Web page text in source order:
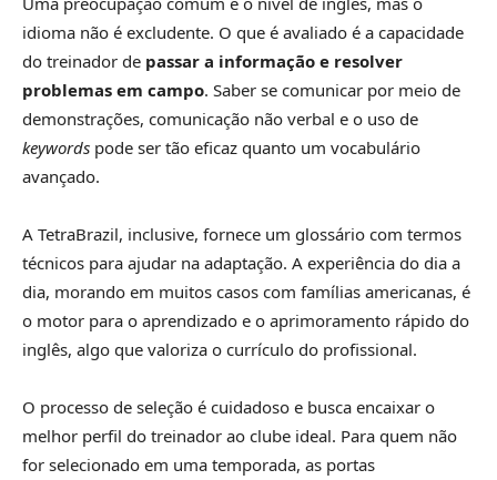
idioma não é excludente. O que é avaliado é a capacidade
do treinador de passar a informação e resolver
problemas em campo. Saber se comunicar por meio de
demonstrações, comunicação não verbal e o uso de
keywords pode ser tão eficaz quanto um vocabulário
avançado.
A TetraBrazil, inclusive, fornece um glossário com termos
técnicos para ajudar na adaptação. A experiência do dia a
dia, morando em muitos casos com famílias americanas, é
o motor para o aprendizado e o aprimoramento rápido do
inglês, algo que valoriza o currículo do profissional.
O processo de seleção é cuidadoso e busca encaixar o
melhor perfil do treinador ao clube ideal. Para quem não
for selecionado em uma temporada, as portas